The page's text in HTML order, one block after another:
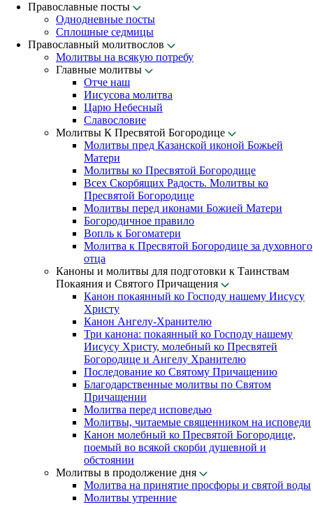
Православные посты
Однодневные посты
Сплошные седмицы
Православный молитвослов
Молитвы на всякую потребу
Главные молитвы
Отче наш
Иисусова молитва
Царю Небесный
Славословие
Молитвы К Пресвятой Богородице
Молитвы пред Казанской иконой Божьей
Матери
Молитвы ко Пресвятой Богородице
Всех Скорбящих Радость. Молитвы ко
Пресвятой Богородице
Молитвы перед иконами Божией Матери
Богородичное правило
Вопль к Богоматери
Молитва к Пресвятой Богородице за духовного
отца
Каноны и молитвы для подготовки к Таинствам
Покаяния и Святого Причащения
Канон покаянный ко Господу нашему Иисусу
Христу
Канон Ангелу-Хранителю
Три канона: покаянный ко Господу нашему
Иисусу Христу, молебный ко Пресвятей
Богородице и Ангелу Хранителю
Последование ко Святому Причащению
Благодарственные молитвы по Святом
Причащении
Молитва перед исповедью
Молитвы, читаемые священником на исповеди
Канон молебный ко Пресвятой Богородице,
поемый во всякой скорби душевной и
обстоянии
Молитвы в продолжение дня
Молитва на принятие просфоры и святой воды
Молитвы утренние